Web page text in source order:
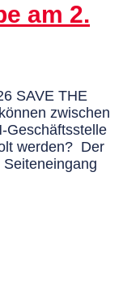
am 2.
SAVE THE
zwischen
Geschäftsstelle
werden? Der